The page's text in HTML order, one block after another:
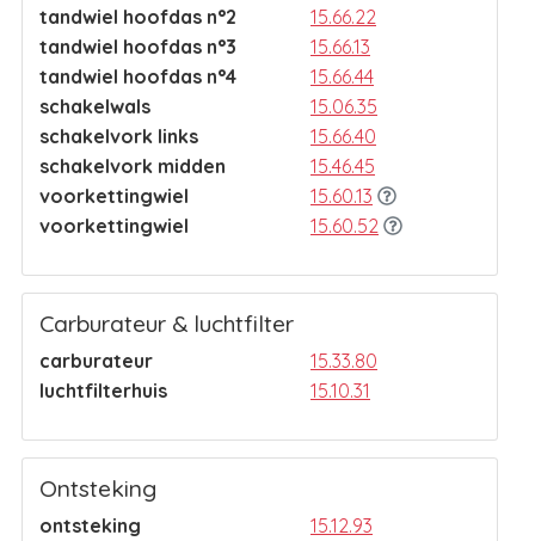
tandwiel hoofdas n°2
15.66.22
tandwiel hoofdas n°3
15.66.13
tandwiel hoofdas n°4
15.66.44
schakelwals
15.06.35
schakelvork links
15.66.40
schakelvork midden
15.46.45
voorkettingwiel
15.60.13
voorkettingwiel
15.60.52
Carburateur & luchtfilter
carburateur
15.33.80
luchtfilterhuis
15.10.31
Ontsteking
ontsteking
15.12.93